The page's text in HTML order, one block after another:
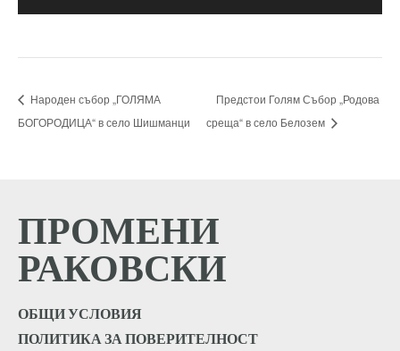
Народен събор „ГОЛЯМА
БОГОРОДИЦА“ в село Шишманци
Предстои Голям Събор „Родова
среща“ в село Белозем
ПРОМЕНИ
РАКОВСКИ
ОБЩИ УСЛОВИЯ
ПОЛИТИКА ЗА ПОВЕРИТЕЛНОСТ